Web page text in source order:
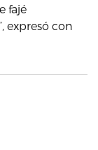
fajé
expresó con